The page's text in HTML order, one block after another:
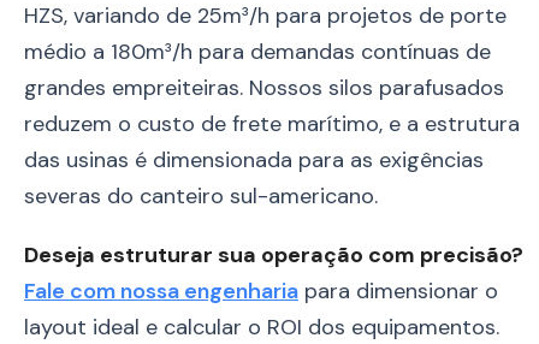
HZS, variando de 25m³/h para projetos de porte
médio a 180m³/h para demandas contínuas de
grandes empreiteiras. Nossos silos parafusados
reduzem o custo de frete marítimo, e a estrutura
das usinas é dimensionada para as exigências
severas do canteiro sul-americano.
Deseja estruturar sua operação com precisão?
Fale com nossa engenharia para dimensionar o
layout ideal e calcular o ROI dos equipamentos.